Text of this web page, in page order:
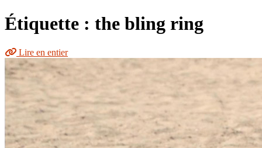
Étiquette : the bling ring
Lire en entier